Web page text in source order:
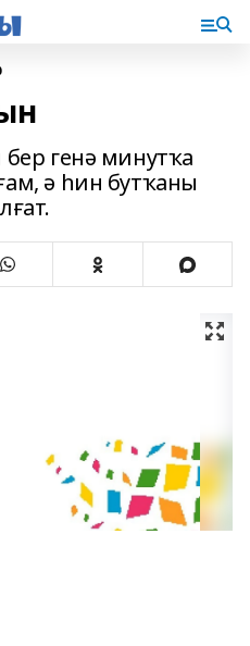
генә минутҡа
ә һин бутҡаны